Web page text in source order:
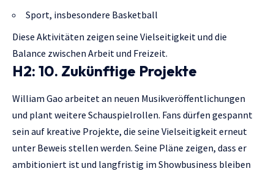
Sport, insbesondere Basketball
Diese Aktivitäten zeigen seine Vielseitigkeit und die
Balance zwischen Arbeit und Freizeit.
H2: 10. Zukünftige Projekte
William Gao arbeitet an neuen Musikveröffentlichungen
und plant weitere Schauspielrollen. Fans dürfen gespannt
sein auf kreative Projekte, die seine Vielseitigkeit erneut
unter Beweis stellen werden. Seine Pläne zeigen, dass er
ambitioniert ist und langfristig im Showbusiness bleiben